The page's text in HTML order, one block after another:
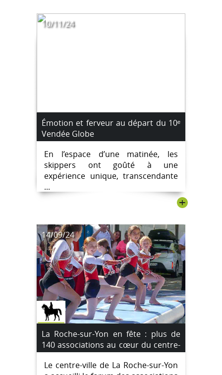
10/11/24
Émotion et ferveur au départ du 10ᵉ
Vendée Globe
En l’espace d’une matinée, les
skippers ont goûté à une
expérience unique, transcendante
...
+
14/09/24
La Roche-sur-Yon en fête : plus de
140 associations au cœur du centre-
ville [Images]
Le centre-ville de La Roche-sur-Yon